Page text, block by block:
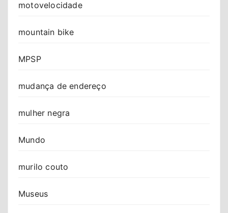
motovelocidade
mountain bike
MPSP
mudança de endereço
mulher negra
Mundo
murilo couto
Museus